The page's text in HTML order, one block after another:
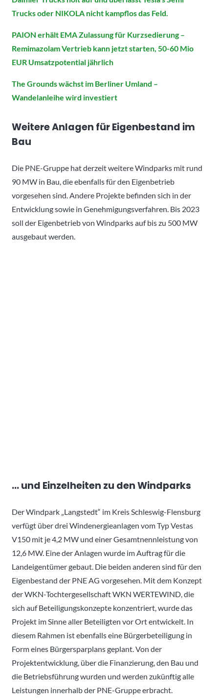
Trucks oder NIKOLA nicht kampflos das Feld.
PAION erhält EMA Zulassung für Kurzsedierung –
Remimazolam Vertrieb kann jetzt starten, 50-60 Mio
EUR Umsatzpotential jährlich
The Grounds wächst im Berliner Umland –
Wandelanleihe wird investiert
Weitere Anlagen für Eigenbestand im
Bau
Die PNE-Gruppe hat derzeit weitere Windparks mit rund
90 MW in Bau, die ebenfalls für den Eigenbetrieb
vorgesehen sind. Andere Projekte befinden sich in der
Entwicklung sowie in Genehmigungsverfahren. Bis 2023
soll der Eigenbetrieb von Windparks auf bis zu 500 MW
ausgebaut werden.
… und Einzelheiten zu den Windparks
Der Windpark „Langstedt“ im Kreis Schleswig-Flensburg
verfügt über drei Windenergieanlagen vom Typ Vestas
V150 mit je 4,2 MW und einer Gesamtnennleistung von
12,6 MW. Eine der Anlagen wurde im Auftrag für die
Landeigentümer gebaut. Die beiden anderen sind für den
Eigenbestand der PNE AG vorgesehen. Mit dem Konzept
der WKN-Tochtergesellschaft WKN WERTEWIND, die
sich auf Beteiligungskonzepte konzentriert, wurde das
Projekt im Sinne aller Beteiligten vor Ort entwickelt. In
diesem Rahmen ist ebenfalls eine Bürgerbeteiligung in
Form eines Bürgersparplans geplant. Von der
Projektentwicklung, über die Finanzierung, den Bau und
die Betriebsführung wurden und werden zukünftig alle
Leistungen innerhalb der PNE-Gruppe erbracht.